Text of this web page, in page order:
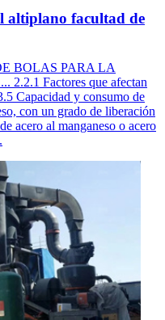
altiplano facultad de
BOLAS PARA LA
Factores que afectan
Capacidad y consumo de
con un grado de liberación
acero al manganeso o acero